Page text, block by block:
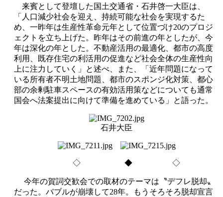
来賓として登壇した国土交通省・石井啓一大臣は、
「人口減少社会を迎え、持続可能な社会を実現するた
め、一昨年は生産性革命元年として位置づけ20のプロジ
ェクトを立ち上げた。昨年はその前進の年としたが、今
年は深化の年とした。不動産活用の最適化、都市の高度
利用、既存住宅の利活用の促進など社会全体の生産性向
上に注力していく」と述べ、また、「近年問題になって
いる所有者不明土地問題、都市のスポンジ化対策、都心
部の余剰駐車スペースの有効活用策などについても通常
国会へ法案提出に向けて準備を進めている」と語った。
石井大臣
◇ ◆ ◇
今年の賀詞交歓会での取材のテーマは〝デフレ脱却〟
だった。バブルが崩壊して28年。もうそろそろ脱却宣言